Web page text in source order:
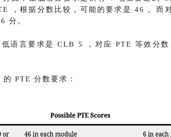
，根据分数比较，可能的要求是 46 。而
分。
语言要求是 CLB 5 ，对应 PTE 等效分
PTE 分数要求：